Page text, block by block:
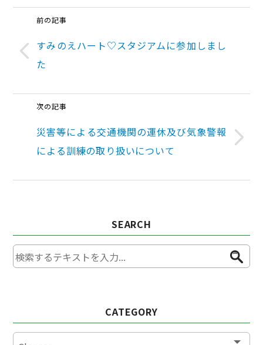
前の記事
すみのえハート♡スタジアムに参加しまし
た
次の記事
災害等による交通機関の運休及び気象警報
による訓練の取り扱いについて
SEARCH
CATEGORY